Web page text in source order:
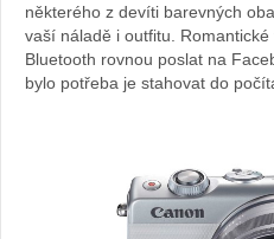
některého z devíti barevných
vaší náladě i outfitu.
Bluetooth rovnou poslat na
bylo potřeba je stahovat do